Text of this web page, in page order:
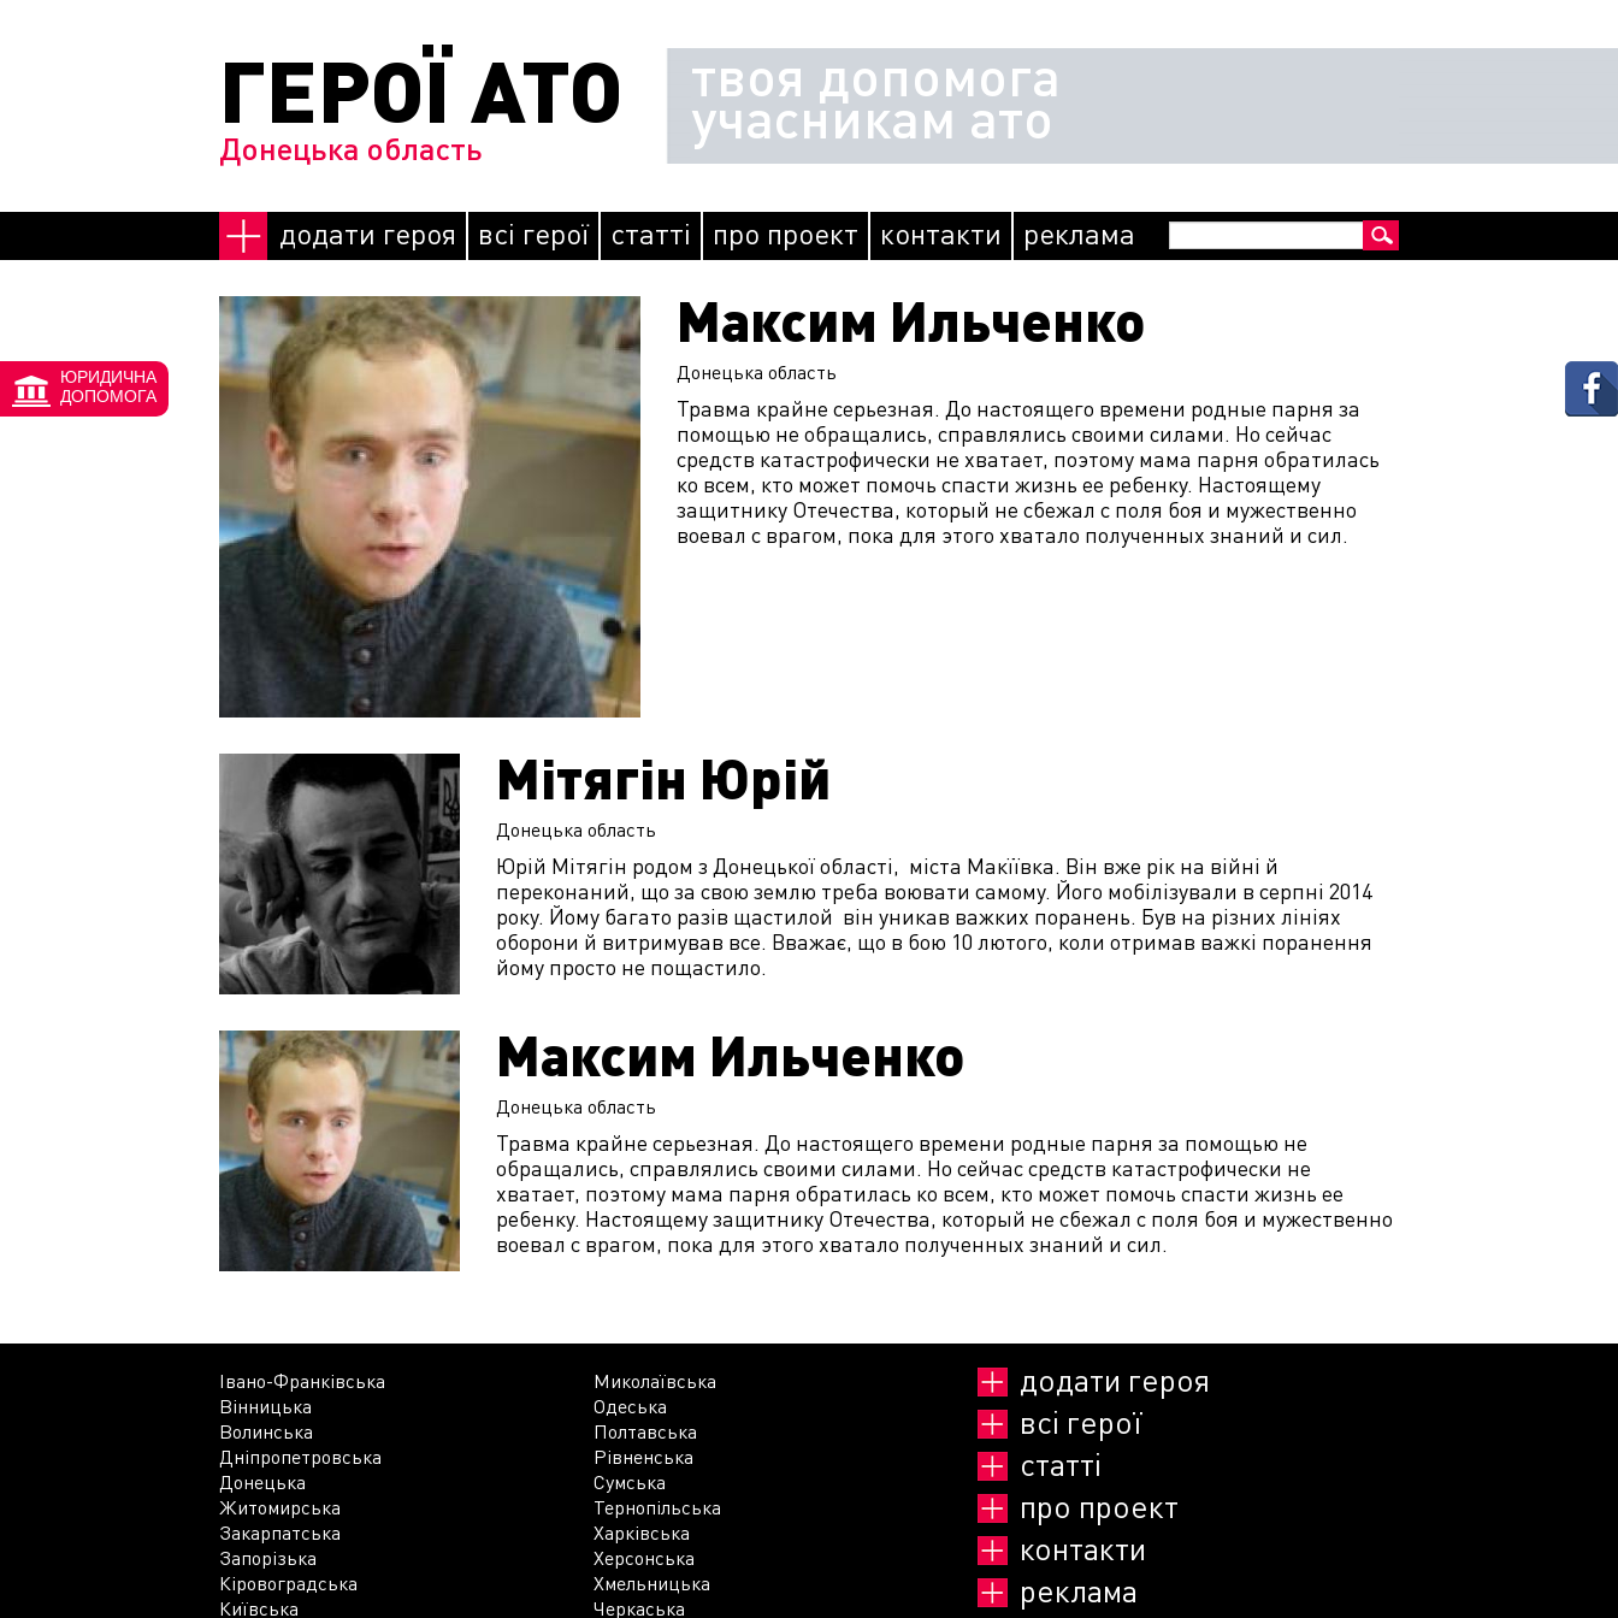
ГЕРОЇ АТО
Донецька область
твоя допомога
учасникам ато
додати героя всі герої статті про проект контакти реклама Пошукова
Максим Ильченко
Донецька область
Травма крайне серьезная. До настоящего времени родные парня за
помощью не обращались, справлялись своими силами. Но сейчас
средств катастрофически не хватает, поэтому мама парня обратилась
ко всем, кто может помочь спасти жизнь ее ребенку. Настоящему
защитнику Отечества, который не сбежал с поля боя и мужественно
воевал с врагом, пока для этого хватало полученных знаний и сил.
Мітягін Юрій
Донецька область
Юрій Мітягін родом з Донецької області, міста Макїївка. Він вже рік на війні й
переконаний, що за свою землю треба воювати самому. Його мобілізували в серпні 2014
року. Йому багато разів щастилой він уникав важких поранень. Був на різних лініях
оборони й витримував все. Вважає, що в бою 10 лютого, коли отримав важкі поранення
йому просто не пощастило.
Максим Ильченко
Донецька область
Травма крайне серьезная. До настоящего времени родные парня за помощью не
обращались, справлялись своими силами. Но сейчас средств катастрофически не
хватает, поэтому мама парня обратилась ко всем, кто может помочь спасти жизнь ее
ребенку. Настоящему защитнику Отечества, который не сбежал с поля боя и мужественно
воевал с врагом, пока для этого хватало полученных знаний и сил.
Івано-Франківська
Миколаївська
Вінницька
Одеська
Волинська
Полтавська
Дніпропетровська
Рівненська
Донецька
Сумська
Житомирська
Тернопільська
Закарпатська
Харківська
Запорізька
Херсонська
Кіровоградська
Хмельницька
Київська
Черкаська
додати героя
всі герої
статті
про проект
контакти
реклама
ЮРИДИЧНА
ДОПОМОГА